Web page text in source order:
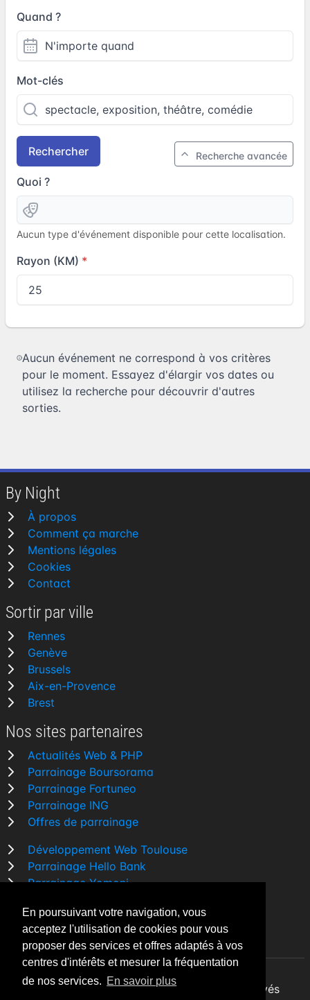
En poursuivant votre navigation, vous
acceptez l'utilisation de cookies pour vous
proposer des services et offres adaptés à vos
centres d'intérêts et mesurer la fréquentation
de nos services. En savoir plus
Quand ?
Mot-clés
Rechercher Recherche avancée
Quoi ?
Aucun type d'événement disponible pour cette localisation.
Rayon (KM)
Aucun événement ne correspond à vos critères
pour le moment. Essayez d'élargir vos dates ou
utilisez la recherche pour découvrir d'autres
sorties.
By Night
À propos
Comment ça marche
Mentions légales
Cookies
Contact
Sortir par ville
Rennes
Genève
Brussels
Aix-en-Provence
Brest
Nos sites partenaires
Actualités Web & PHP
Parrainage Boursorama
Parrainage Fortuneo
Parrainage ING
Offres de parrainage
Développement Web Toulouse
Parrainage Hello Bank
Parrainage Yomoni
Comparatif banque
By Night v5.7.3| © 2026 - Tous droits réservés